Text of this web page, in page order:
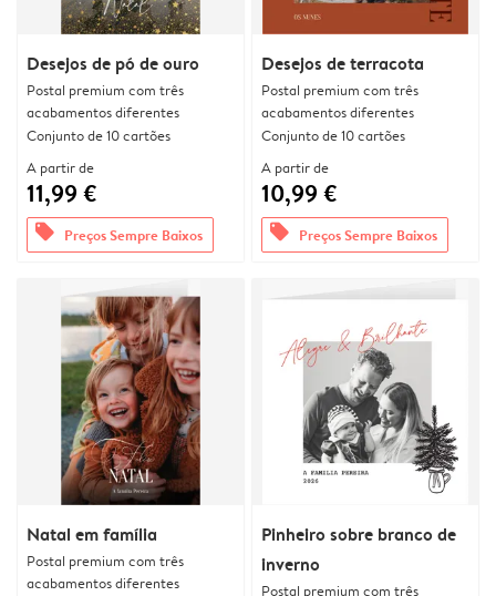
Desejos de pó de ouro
Postal premium com três
acabamentos diferentes
Conjunto de 10 cartões
A partir de
11,99 €
offers Preços Sempre Baixos
Desejos de terracota
Postal premium com três
acabamentos diferentes
Conjunto de 10 cartões
A partir de
10,99 €
offers Preços Sempre Baixos
Natal em família
Postal premium com três
acabamentos diferentes
Pinheiro sobre branco de
inverno
Postal premium com três